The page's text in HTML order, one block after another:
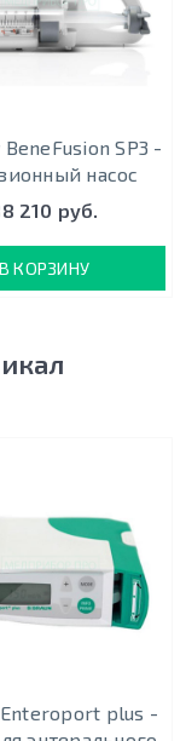
SP3 -
насос
210 руб.
В КОРЗИНУ
Enteroport plus -